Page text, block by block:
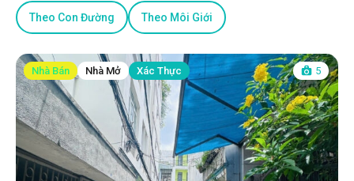
Theo Con Đường Theo Môi Giới
Nhà Bán Nhà Mở Xác Thực 5